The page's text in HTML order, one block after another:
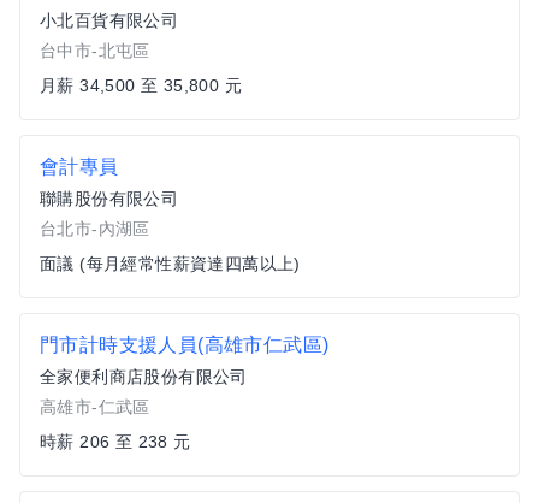
小北百貨有限公司
台中市-北屯區
月薪 34,500 至 35,800 元
會計專員
聯購股份有限公司
台北市-內湖區
面議 (每月經常性薪資達四萬以上)
門市計時支援人員(高雄市仁武區)
全家便利商店股份有限公司
高雄市-仁武區
時薪 206 至 238 元